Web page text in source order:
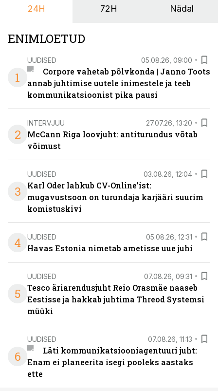
24H 72H Nädal
ENIMLOETUD
1
UUDISED 05.08.26, 09:00
Corpore vahetab põlvkonda | Janno Toots
annab juhtimise uutele inimestele ja teeb
kommunikatsioonist pika pausi
2
INTERVJUU 27.07.26, 13:20
McCann Riga loovjuht: antiturundus võtab
võimust
3
UUDISED 03.08.26, 12:04
Karl Oder lahkub CV-Online’ist:
mugavustsoon on turundaja karjääri suurim
komistuskivi
4 UUDISED 05.08.26, 12:31
Havas Estonia nimetab ametisse uue juhi
5
UUDISED 07.08.26, 09:31
Tesco äriarendusjuht Reio Orasmäe naaseb
Eestisse ja hakkab juhtima Threod Systemsi
müüki
6
UUDISED 07.08.26, 11:13
Läti kommunikatsiooniagentuuri juht:
Enam ei planeerita isegi pooleks aastaks
ette